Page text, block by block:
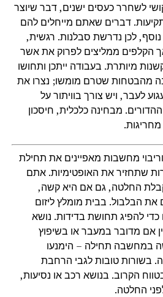
לשחרר כעסים ישנים, דבר שיוצר
דברים שאתם מייחלים להם
לכן נדרשת סבלנות. רגשית,
הקלפים ממליצים לפרוק את אשר
מיותרת. בעבודה ייתכן ותחושו
מהבטחות שטרם מומשו; נצרו את
לעבר, ויש צורך בוויתור על
מבחינה כלכלית, חיסכון
מחשבות מאפיינים את תחילת
שתחזיר את האופטימיות. אתם
החלטה, גם אם היא קשה,
הבלבול. בבית מומלץ ליזום
להפיג תחושת בדידות. נושא
אם מדובר במעבר או בשיפוץ
במחשבה תחילה – הימנעו
בשורות טובות לגבי הרחבת
הקרוב. בנושא רכב או נסיעות,
החלטה.